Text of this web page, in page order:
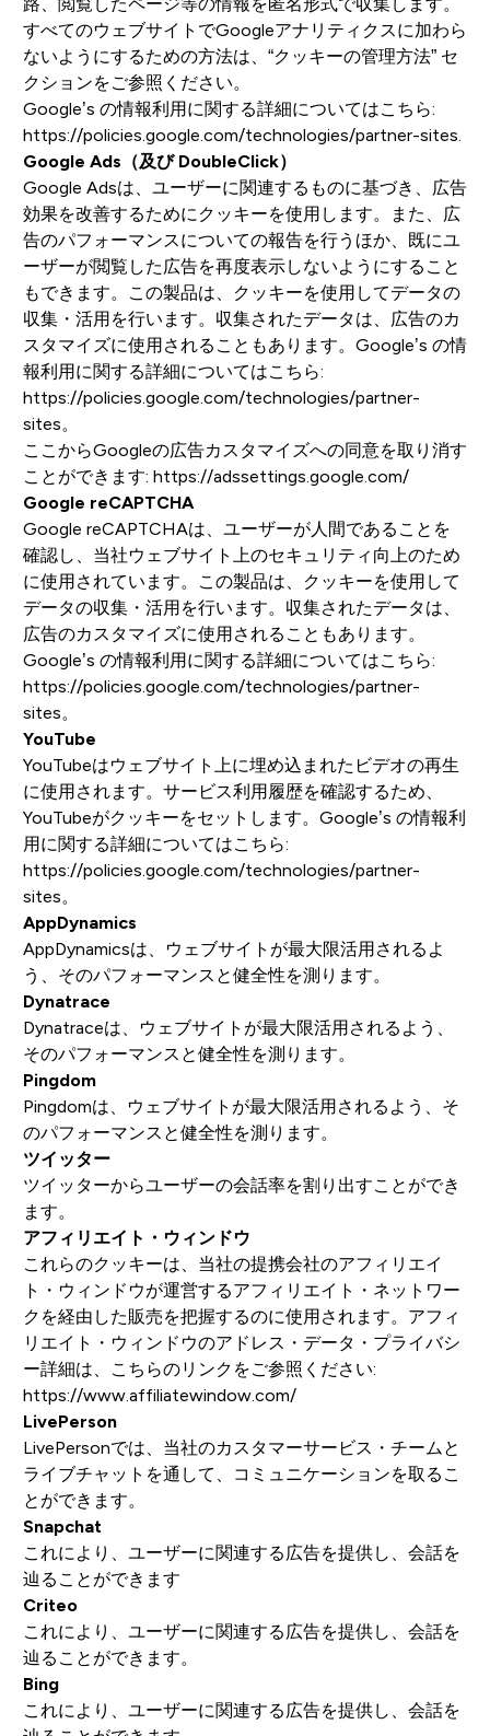
路、閲覧したページ等の情報を匿名形式で収集します。
すべてのウェブサイトでGoogleアナリティクスに加わら
ないようにするための方法は、“クッキーの管理方法” セ
クションをご参照ください。
Google’s の情報利用に関する詳細についてはこちら:
https://policies.google.com/technologies/partner-sites
Google Ads（及び DoubleClick）
Google Adsは、ユーザーに関連するものに基づき、広告
効果を改善するためにクッキーを使用します。また、広
告のパフォーマンスについての報告を行うほか、既にユ
ーザーが閲覧した広告を再度表示しないようにすること
もできます。この製品は、クッキーを使用してデータの
収集・活用を行います。収集されたデータは、広告のカ
スタマイズに使用されることもあります。Google’s の情
報利用に関する詳細についてはこちら:
https://policies.google.com/technologies/partner-
sites。
ここからGoogleの広告カスタマイズへの同意を取り消す
ことができます: https://adssettings.google.com/
Google reCAPTCHA
Google reCAPTCHAは、ユーザーが人間であることを
確認し、当社ウェブサイト上のセキュリティ向上のため
に使用されています。この製品は、クッキーを使用して
データの収集・活用を行います。収集されたデータは、
広告のカスタマイズに使用されることもあります。
Google’s の情報利用に関する詳細についてはこちら:
https://policies.google.com/technologies/partner-
sites。
YouTube
YouTubeはウェブサイト上に埋め込まれたビデオの再生
に使用されます。サービス利用履歴を確認するため、
YouTubeがクッキーをセットします。Google’s の情報利
用に関する詳細についてはこちら:
https://policies.google.com/technologies/partner-
sites。
AppDynamics
AppDynamicsは、ウェブサイトが最大限活用されるよ
う、そのパフォーマンスと健全性を測ります。
Dynatrace
Dynatraceは、ウェブサイトが最大限活用されるよう、
そのパフォーマンスと健全性を測ります。
Pingdom
Pingdomは、ウェブサイトが最大限活用されるよう、そ
のパフォーマンスと健全性を測ります。
ツイッター
ツイッターからユーザーの会話率を割り出すことができ
ます。
アフィリエイト・ウィンドウ
これらのクッキーは、当社の提携会社のアフィリエイ
ト・ウィンドウが運営するアフィリエイト・ネットワー
クを経由した販売を把握するのに使用されます。アフィ
リエイト・ウィンドウのアドレス・データ・プライバシ
ー詳細は、こちらのリンクをご参照ください:
https://www.affiliatewindow.com/
LivePerson
LivePersonでは、当社のカスタマーサービス・チームと
ライブチャットを通して、コミュニケーションを取るこ
とができます。
Snapchat
これにより、ユーザーに関連する広告を提供し、会話を
辿ることができます
Criteo
これにより、ユーザーに関連する広告を提供し、会話を
辿ることができます。
Bing
これにより、ユーザーに関連する広告を提供し、会話を